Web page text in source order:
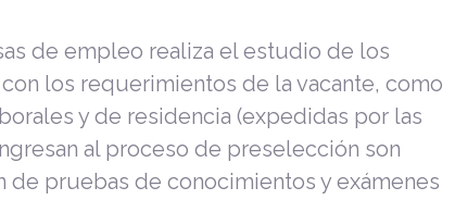
de empleo realiza el estudio de los
los requerimientos de la vacante, como
y de residencia (expedidas por las
al proceso de preselección son
de pruebas de conocimientos y exámenes